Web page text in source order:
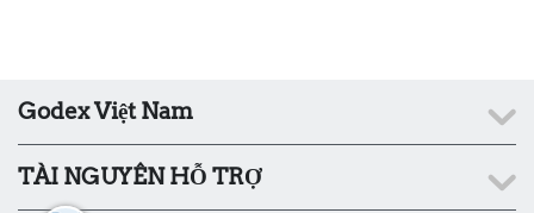
Godex Việt Nam
TÀI NGUYÊN HỖ TRỢ